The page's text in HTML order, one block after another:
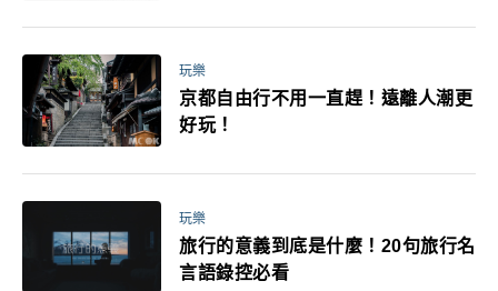
玩樂
京都自由行不用一直趕！遠離人潮更
好玩！
玩樂
旅行的意義到底是什麼！20句旅行名
言語錄控必看